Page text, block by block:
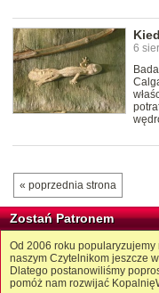
6
« poprzednia strona
Zostań Patronem
Od 2006 roku
naszym Czytelnikom jeszcze
Dlatego postanowiliśmy
pomóż nam rozwijać